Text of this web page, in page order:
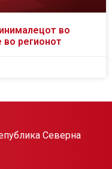
во
во регионот
Северна